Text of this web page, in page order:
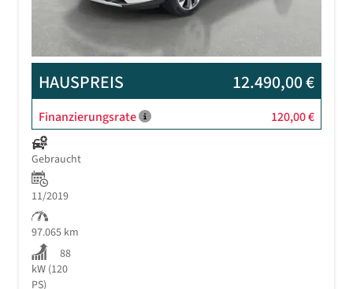
HAUSPREIS 12.490,00 €
Finanzierungsrate 120,00 €
Gebraucht
11/2019
97.065 km
88
kW (120
PS)